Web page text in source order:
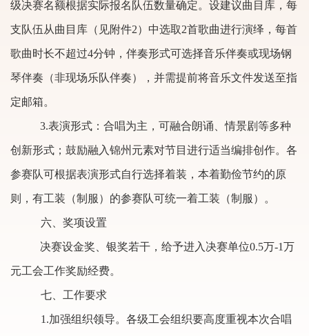
级决赛名额根据实际报名队伍数量确定。设建议曲目库，每
支队伍从曲目库（见附件2）中选取2首歌曲进行演绎，每首
歌曲时长不超过4分钟，伴奏形式可选择音乐伴奏或现场钢
琴伴奏（非现场乐队伴奏），并需提前将音乐文件发送至指
定邮箱。
3.表演形式：合唱为主，可融合朗诵、情景剧等多种
创新形式；鼓励融入锦州元素对节目进行适当编排创作。各
参赛队可根据表演形式自行选择着装，本着勤俭节约的原
则，有工装（制服）的参赛队可统一着工装（制服）。
六、奖项设置
决赛设金奖、银奖若干，给予进入决赛单位0.5万-1万
元工会工作奖励经费。
七、工作要求
1.加强组织领导。各级工会组织要高度重视本次合唱